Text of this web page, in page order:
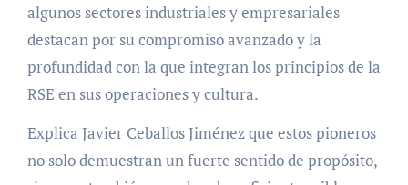
algunos sectores industriales y empresariales
destacan por su compromiso avanzado y la
profundidad con la que integran los principios de la
RSE en sus operaciones y cultura.
Explica Javier Ceballos Jiménez que estos pioneros
no solo demuestran un fuerte sentido de propósito,